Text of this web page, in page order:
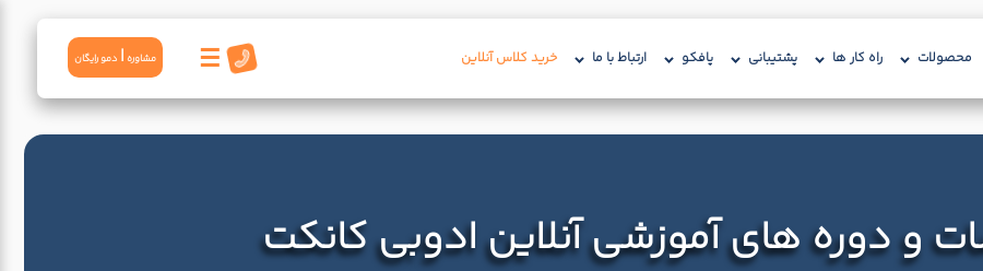
محصولات راه کار ها پشتیبانی پافکو ارتباط با ما خرید کلاس آنلاین مشاوره | دمو رايگان ☰
و دوره های آموزشی آنلاین ادوبی کانکت